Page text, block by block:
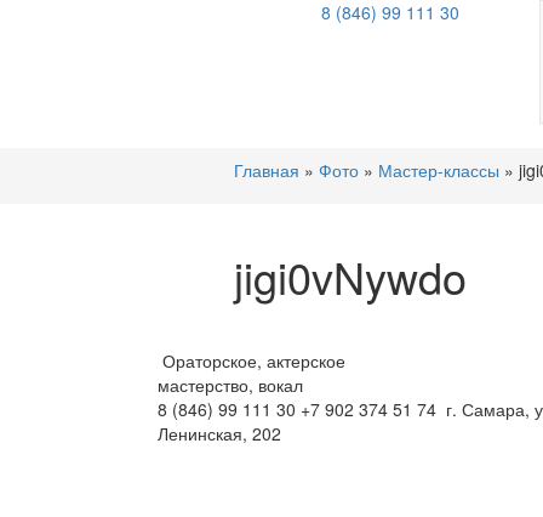
8 (846) 99 111 30
Главная » Фото» Мастер-классы »
jigi0vNywdo
Ораторское, актерское
мастерство, вокал
8 (846) 99 111 30 +7 902 374 51 74 г. Самара,
Ленинская, 202